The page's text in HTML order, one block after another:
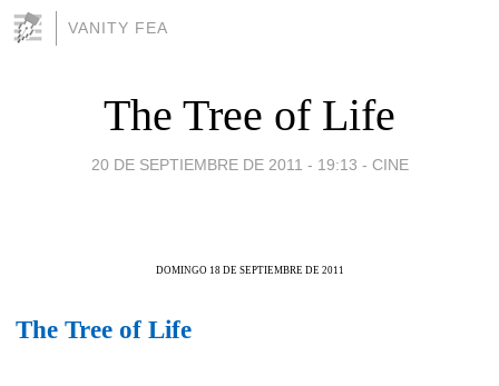
VANITY FEA
The Tree of Life
20 DE SEPTIEMBRE DE 2011 - 19:13 - CINE
DOMINGO 18 DE SEPTIEMBRE DE 2011
The Tree of Life